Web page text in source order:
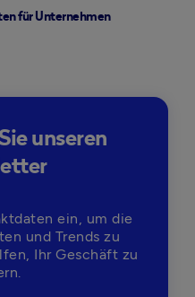
für Unternehmen
unseren
ein, um die
und Trends zu
Ihr Geschäft zu